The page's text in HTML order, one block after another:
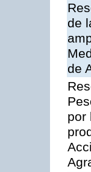
de
de
por